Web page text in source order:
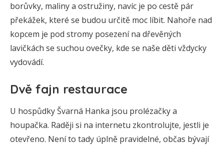
borůvky, maliny a ostružiny, navíc je po cestě pár
překážek, které se budou určitě moc líbit. Nahoře nad
kopcem je pod stromy posezení na dřevěných
lavičkách se suchou ovečky, kde se naše děti vždycky
vydovádí.
Dvě fajn restaurace
U hospůdky Švarná Hanka jsou prolézačky a
houpačka. Raději si na internetu zkontrolujte, jestli je
otevřeno. Není to tady úplně pravidelné, občas bývají